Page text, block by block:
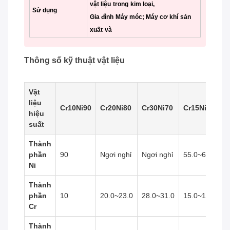
Sử dụng
vật liệu trong kim loại,
Gia đình Máy móc; Máy cơ khí sản
xuất và
Thông số kỹ thuật vật liệu
Vật
liệu
hiệu
suất
Cr10Ni90 Cr20Ni80 Cr30Ni70 Cr15Ni60
Thành
phần
Ni
90 Ngơi nghỉ Ngơi nghỉ 55.0~61.0
Thành
phần
Cr
10 20.0~23.0 28.0~31.0 15.0~18.0
Thành